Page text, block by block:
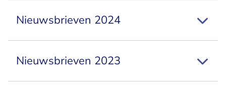
Nieuwsbrieven 2024
Nieuwsbrieven 2023